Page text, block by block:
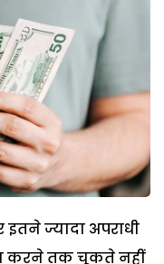
ज्यादा अपराधी
करने तक चूकते नहीं